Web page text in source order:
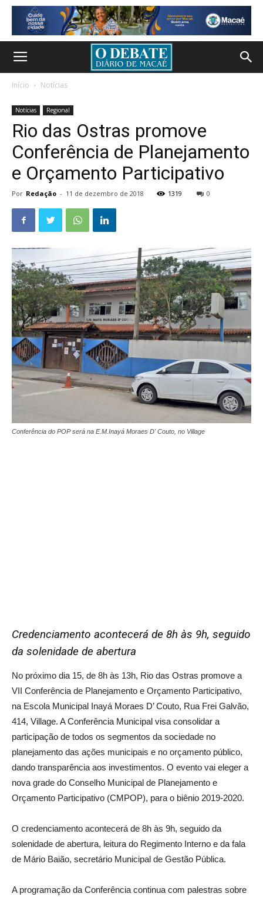
Início Notícias
Notícias Regional
Rio das Ostras promove
Conferência de Planejamento
e Orçamento Participativo
Por Redação - 11 de dezembro de 2018 1319 0
Conferência do POP será na E.M.Inayá Moraes D' Couto, no Village
Credenciamento acontecerá de 8h às 9h, seguido
da solenidade de abertura
No próximo dia 15, de 8h às 13h, Rio das Ostras promove a
VII Conferência de Planejamento e Orçamento Participativo,
na Escola Municipal Inayá Moraes D’ Couto, Rua Frei Galvão,
414, Village. A Conferência Municipal visa consolidar a
participação de todos os segmentos da sociedade no
planejamento das ações municipais e no orçamento público,
dando transparência aos investimentos. O evento vai eleger a
nova grade do Conselho Municipal de Planejamento e
Orçamento Participativo (CMPOP), para o biênio 2019-2020.
O credenciamento acontecerá de 8h às 9h, seguido da
solenidade de abertura, leitura do Regimento Interno e da fala
de Mário Baião, secretário Municipal de Gestão Pública.
A programação da Conferência continua com palestras sobre